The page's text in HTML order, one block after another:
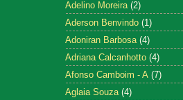
Adelino Moreira (2)
Aderson Benvindo (1)
Adoniran Barbosa (4)
Adriana Calcanhotto (4)
Afonso Camboim - A (7)
Aglaia Souza (4)